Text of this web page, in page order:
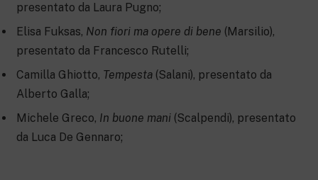
presentato da Laura Pugno;
Elisa Fuksas, Non fiori ma opere di bene (Marsilio),
presentato da Francesco Rutelli;
Camilla Ghiotto, Tempesta (Salani), presentato da
Alberto Galla;
Michele Greco, In buone mani (Scalpendi), presentato
da Luca De Gennaro;